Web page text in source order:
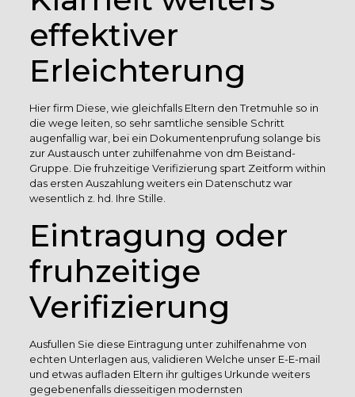
effektiver
Erleichterung
Hier firm Diese, wie gleichfalls Eltern den Tretmuhle so in
die wege leiten, so sehr samtliche sensible Schritt
augenfallig war, bei ein Dokumentenprufung solange bis
zur Austausch unter zuhilfenahme von dm Beistand-
Gruppe. Die fruhzeitige Verifizierung spart Zeitform within
das ersten Auszahlung weiters ein Datenschutz war
wesentlich z. hd. Ihre Stille.
Eintragung oder
fruhzeitige
Verifizierung
Ausfullen Sie diese Eintragung unter zuhilfenahme von
echten Unterlagen aus, validieren Welche unser E-E-mail
und etwas aufladen Eltern ihr gultiges Urkunde weiters
gegebenenfalls diesseitigen modernsten